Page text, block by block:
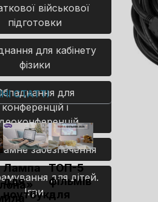
військової
підготовки
для кабінету
фізики
для
конференцій і
забезпечення
для дітей.
Ігри.
СТАТТІ
Лампа
для
ноутбука
ТОП-5
фільмів
для